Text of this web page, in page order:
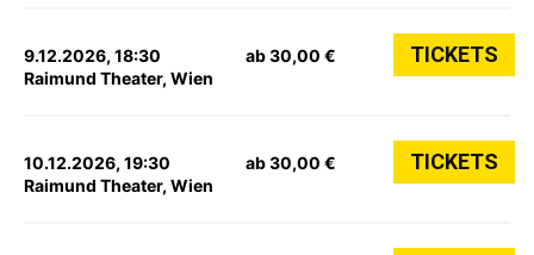
9.12.2026, 18:30
Raimund Theater, Wien
ab 30,00 € TICKETS
10.12.2026, 19:30
Raimund Theater, Wien
ab 30,00 € TICKETS